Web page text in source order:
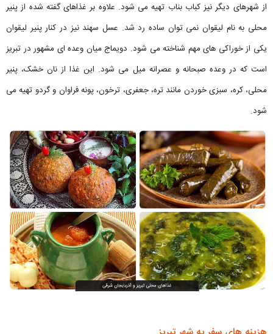
از شهرهای دیگر نیز کباب بناب تهیه می شود. علاوه بر غذاهای گفته شده از پنیر
محلی به نام لیقوان نمی توان ساده رد شد. عسل سهند نیز در کنار پنیر لیقوان
یکی از خوراکی های مهم شناخته می شود. دویماج میان وعده ای مشهور در تبریز
است که در وعده‌ صبحانه و عصرانه میل می شود. این غذا از نان خشک، پنیر
محلی، کره، سبزی خوردن مانند تره، جعفری، ترخون، پونه فراوان و گردو تهیه می
شود.